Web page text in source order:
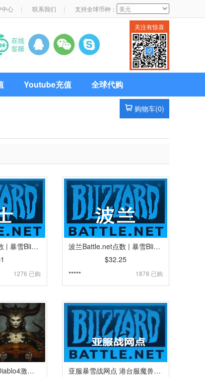
中心 | 联系我们 | 支持全球币种：
关注有惊喜
Youtube充值 全球代购
购物车(0)
瑞士Battle.net点数 | 暴雪Blizzard战网点卡卡密 | 瑞士魔兽,炉石传说,暗黑4,守望先锋,风暴英雄 [自动发货]
1276 已购
波兰Battle.net点数 | 暴雪Blizzard战网点卡卡密 | 波兰魔兽,炉石传说,暗黑4,守望先锋,风暴英雄 [自动发货]
$32.25
*****
1878 已购
PC暗黑破坏神4 Diablo4激活码CDK | 暴雪亚服阿根廷国际区正版 [自动发货]
亚服暴雪战网点 港台服魔兽世界暗黑4Battle战网点充值卡密 [人工代充]